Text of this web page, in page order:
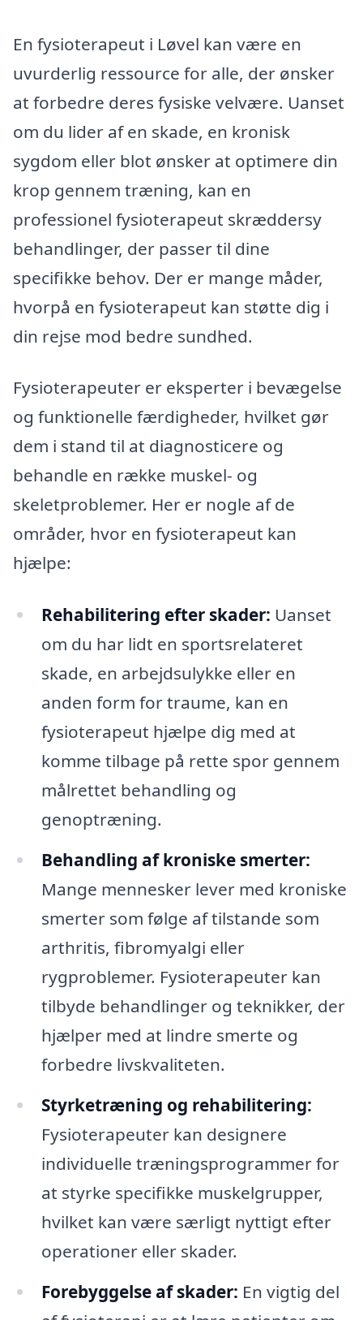
En fysioterapeut i Løvel kan være en
uvurderlig ressource for alle, der ønsker
at forbedre deres fysiske velvære. Uanset
om du lider af en skade, en kronisk
sygdom eller blot ønsker at optimere din
krop gennem træning, kan en
professionel fysioterapeut skræddersy
behandlinger, der passer til dine
specifikke behov. Der er mange måder,
hvorpå en fysioterapeut kan støtte dig i
din rejse mod bedre sundhed.
Fysioterapeuter er eksperter i bevægelse
og funktionelle færdigheder, hvilket gør
dem i stand til at diagnosticere og
behandle en række muskel- og
skeletproblemer. Her er nogle af de
områder, hvor en fysioterapeut kan
hjælpe:
Rehabilitering efter skader: Uanset
om du har lidt en sportsrelateret
skade, en arbejdsulykke eller en
anden form for traume, kan en
fysioterapeut hjælpe dig med at
komme tilbage på rette spor gennem
målrettet behandling og
genoptræning.
Behandling af kroniske smerter:
Mange mennesker lever med kroniske
smerter som følge af tilstande som
arthritis, fibromyalgi eller
rygproblemer. Fysioterapeuter kan
tilbyde behandlinger og teknikker, der
hjælper med at lindre smerte og
forbedre livskvaliteten.
Styrketræning og rehabilitering:
Fysioterapeuter kan designere
individuelle træningsprogrammer for
at styrke specifikke muskelgrupper,
hvilket kan være særligt nyttigt efter
operationer eller skader.
Forebyggelse af skader: En vigtig del